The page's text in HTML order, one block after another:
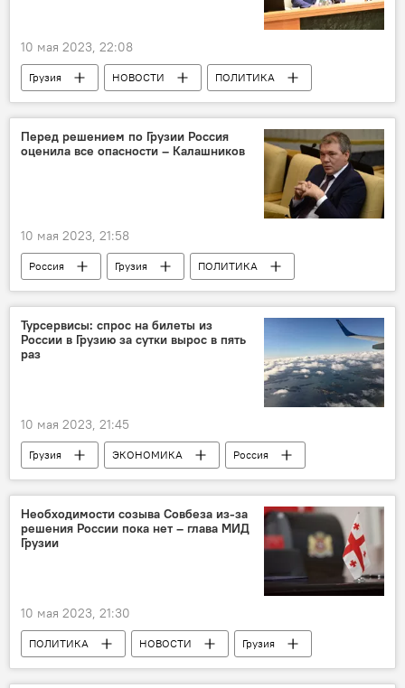
10 мая 2023, 22:08
Грузия НОВОСТИ
ПОЛИТИКА
Шалва Папуашвили
Зураб Джапаридзе
Акция против закона об иноагентах
Перед решением по Грузии Россия
оценила все опасности – Калашников
10 мая 2023, 21:58
Россия Грузия
ПОЛИТИКА
Леонид Калашников
Интервью
Отмена виз
Авиасообщение России и Грузии
Турсервисы: спрос на билеты из
России в Грузию за сутки вырос в пять
раз
10 мая 2023, 21:45
Грузия ЭКОНОМИКА
Россия
Тбилиси
Москва
Авиасообщение России и Грузии
Необходимости созыва Совбеза из-за
решения России пока нет – глава МИД
Грузии
10 мая 2023, 21:30
ПОЛИТИКА НОВОСТИ
Грузия
Тбилиси
Москва Украина